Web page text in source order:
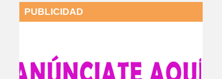
PUBLICIDAD